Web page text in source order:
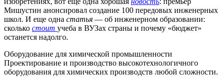
Мишустин анонсировал создание 100 передовых инженерных
школ. И еще одна статья — об инженерном образовании:
сколько стоит учеба в ВУЗах страны и почему «бюджет»
останется надолго.
Оборудование для химической промышленности
Проектирование и производство высокотехнологичного
оборудования для химических производств любой сложности.